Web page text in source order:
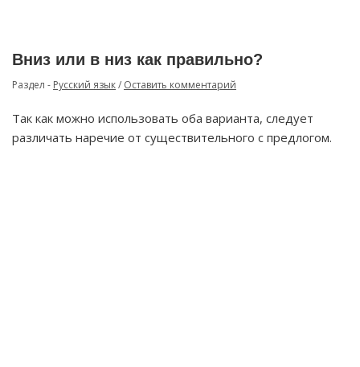
Вниз или в низ как правильно?
Раздел - Русский язык/ Оставить комментарий
Так как можно использовать оба варианта, следует
различать наречие от существительного с предлогом.